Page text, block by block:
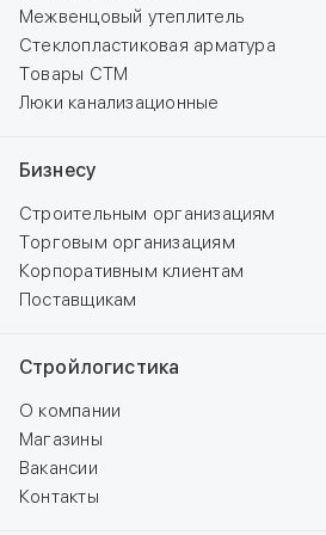
Межвенцовый утеплитель
Стеклопластиковая арматура
Товары СТМ
Люки канализационные
Бизнесу
Строительным организациям
Торговым организациям
Корпоративным клиентам
Поставщикам
Стройлогистика
О компании
Магазины
Вакансии
Контакты